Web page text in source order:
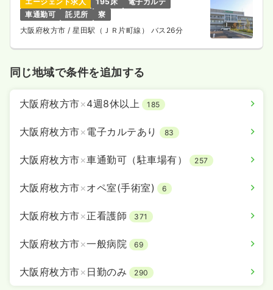
車通勤可
託児所
寮
大阪府枚方市/ 星田駅（ＪＲ片町線） バス26分
同じ地域で条件を追加する
大阪府枚方市×4週8休以上 185
大阪府枚方市×電子カルテあり 83
大阪府枚方市×車通勤可（駐車場有） 257
大阪府枚方市×オペ室(手術室) 6
大阪府枚方市×正看護師 371
大阪府枚方市×一般病院 69
大阪府枚方市× 日勤のみ 290